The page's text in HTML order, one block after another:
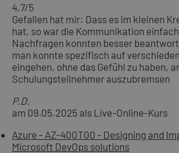
4,7/5
Gefallen hat mir: Dass es im kleinen
hat, so war die Kommunikation
Nachfragen konnten besser
man konnte spezifisch auf
eingehen, ohne das Gefühl zu haben,
Schulungsteilnehmer auszubremsen
P.D.
am 09.05.2025 als Live-Online-Kurs
Azure - AZ-400T00 - Designing and
Microsoft DevOps solutions